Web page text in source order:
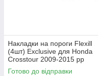
Накладки на пороги Flexill
(4шт) Exclusive для Honda
Crosstour 2009-2015 рр
Готово до відправки